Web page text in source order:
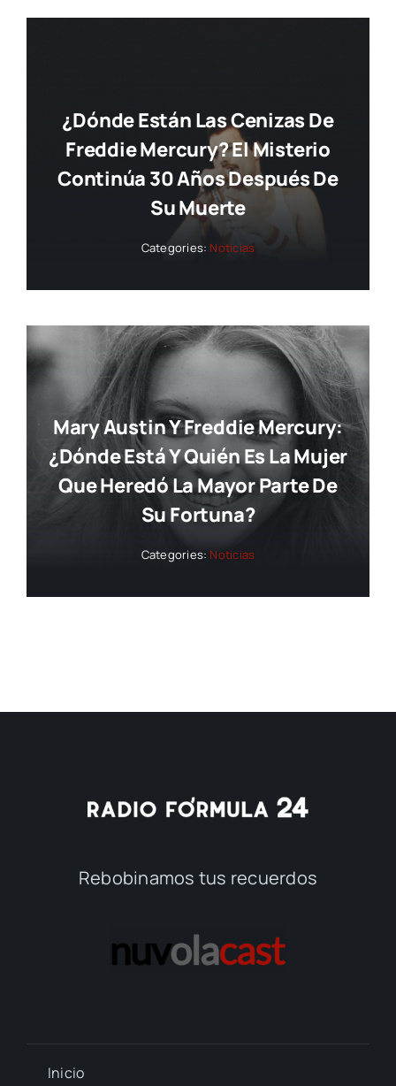
¿Dónde Están Las Cenizas De
Freddie Mercury? El Misterio
Continúa 30 Años Después De
Su Muerte
Categories: Noticias
Mary Austin Y Freddie Mercury:
¿dónde Está Y Quién Es La Mujer
Que Heredó La Mayor Parte De
Su Fortuna?
Categories: Noticias
Rebobinamos tus recuerdos
Inicio